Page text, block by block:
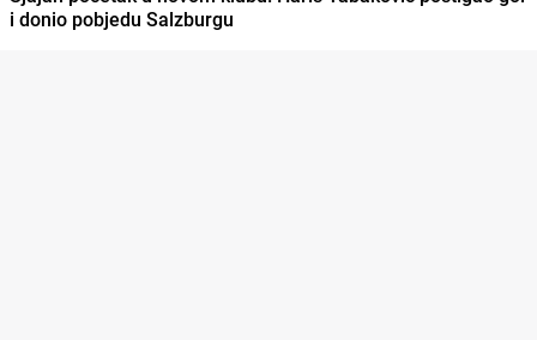
i donio pobjedu Salzburgu